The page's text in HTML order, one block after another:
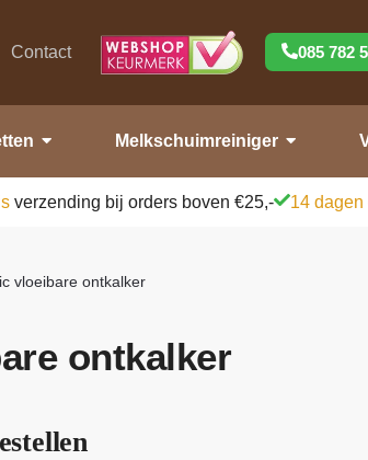
Contact 085 782
Melkschuimreiniger
verzending bij orders boven €25,- 14 dagen
vloeibare ontkalker
ontkalker